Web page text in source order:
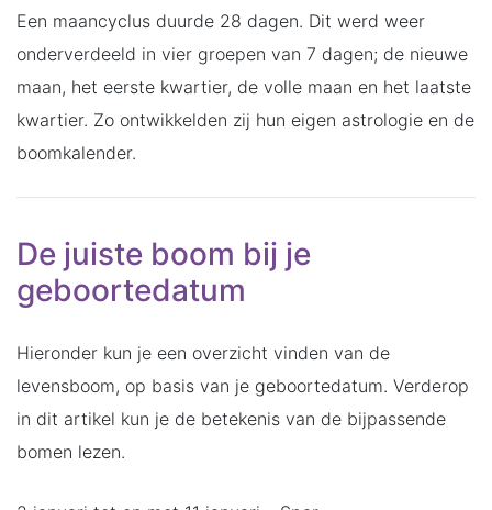
Een maancyclus duurde 28 dagen. Dit werd weer
onderverdeeld in vier groepen van 7 dagen; de nieuwe
maan, het eerste kwartier, de volle maan en het laatste
kwartier. Zo ontwikkelden zij hun eigen astrologie en de
boomkalender.
De juiste boom bij je
geboortedatum
Hieronder kun je een overzicht vinden van de
levensboom, op basis van je geboortedatum. Verderop
in dit artikel kun je de betekenis van de bijpassende
bomen lezen.